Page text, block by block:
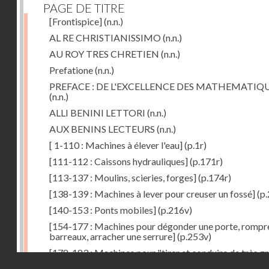
PAGE DE TITRE
[Frontispice](n.n.)
AL RE CHRISTIANISSIMO (n.n.)
AU ROY TRES CHRETIEN (n.n.)
Prefatione(n.n.)
PREFACE : DE L'EXCELLENCE DES
(n.n.)
ALLI BENINI LETTORI (n.n.)
AUX BENINS LECTEURS (n.n.)
[ 1-110 : Machines à élever l'eau](p.1r)
[111-112 : Caissons hydrauliques](p.171r)
[113-137 : Moulins, scieries, forges](p.174r)
[138-139 : Machines à lever pour creuser un fossé]
[140-153 : Ponts mobiles](p.216v)
[154-177 : Machines pour dégonder une porte,
barreaux, arracher une serrure](p.253v)
[178-183 : Machines pour "tirer et conduire de très